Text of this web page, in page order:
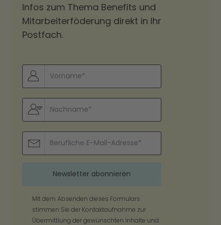
Infos zum Thema Benefits und
Mitarbeiterföderung direkt in Ihr
Postfach.
Mit dem Absenden dieses Formulars
stimmen Sie der Kontaktaufnahme zur
Übermittlung der gewünschten Inhalte und